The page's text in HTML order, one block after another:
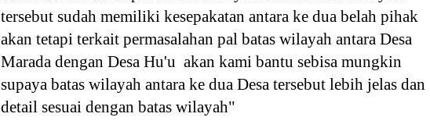
tersebut sudah memiliki kesepakatan antara ke dua belah pihak
akan tetapi terkait permasalahan pal batas wilayah antara Desa
Marada dengan Desa Hu'u akan kami bantu sebisa mungkin
supaya batas wilayah antara ke dua Desa tersebut lebih jelas dan
detail sesuai dengan batas wilayah"